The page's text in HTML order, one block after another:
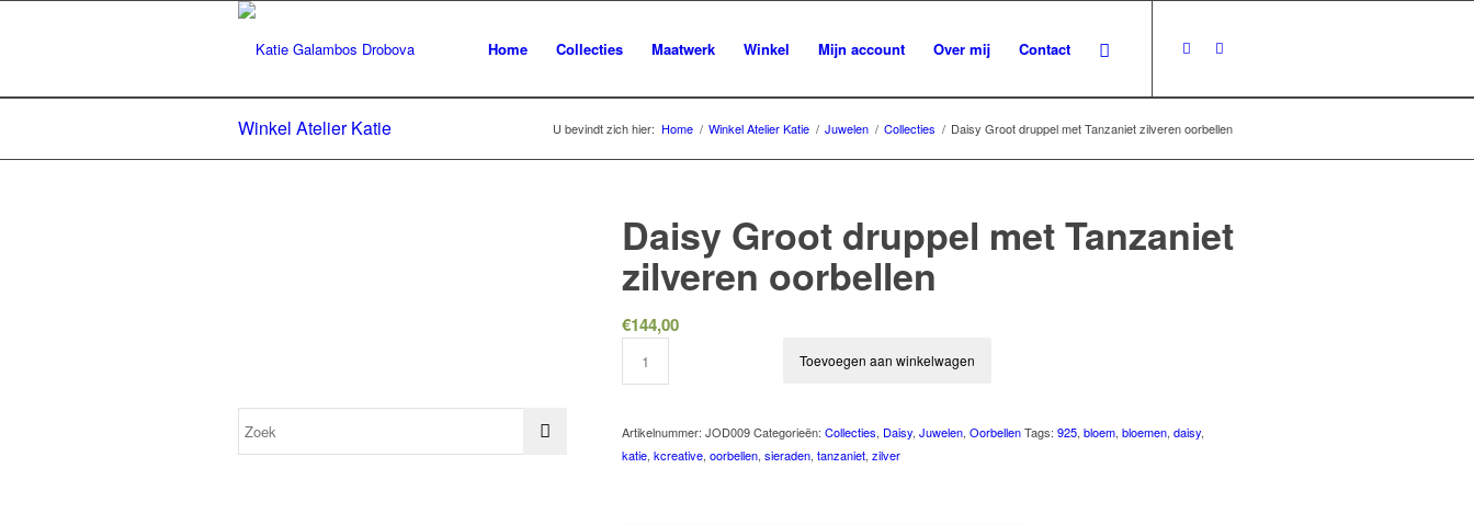
Home Collecties Maatwerk Winkel Mijn account Over mij Contact
Winkel Atelier Katie U bevindt zich hier: Home / Winkel Atelier Katie / Juwelen / Collecties / Daisy Groot druppel met Tanzaniet zilveren oorbellen
Daisy Groot druppel met Tanzaniet
zilveren oorbellen
€144,00
Toevoegen aan winkelwagen
Artikelnummer:JOD009 Categorieën:Collecties, Daisy,Juwelen,Oorbellen Tags:925,bloem,bloemen,daisy,
katie,kcreative,oorbellen,sieraden,tanzaniet,zilver